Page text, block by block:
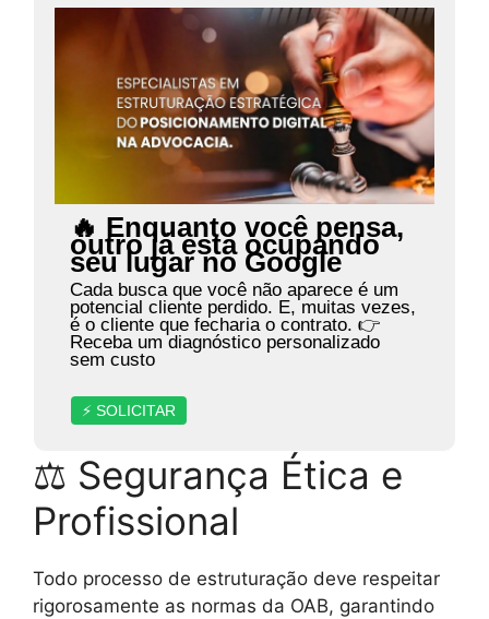
🔥 Enquanto você pensa,
outro já está ocupando
seu lugar no Google
Cada busca que você não aparece é um
potencial cliente perdido. E, muitas vezes,
é o cliente que fecharia o contrato. 👉
Receba um diagnóstico personalizado
sem custo
⚡ SOLICITAR
⚖ Segurança Ética e
Profissional
Todo processo de estruturação deve respeitar
rigorosamente as normas da OAB, garantindo